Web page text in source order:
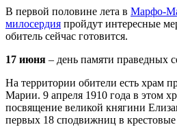
В первой половине лета в Марфо-
милосердия пройдут интересные
обитель сейчас готовится.
17 июня – день памяти праведных
На территории обители есть храм
Марии. 9 апреля 1910 года в этом
посвящение великой княгини
первых 18 сподвижниц в крестовые